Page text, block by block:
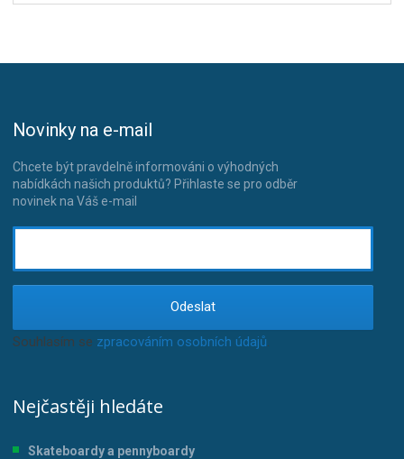
Novinky na e-mail
Chcete být pravdelně informováni o výhodných
nabídkách našich produktů? Přihlaste se pro odběr
novinek na Váš e-mail
Odeslat
Souhlasím se zpracováním osobních údajů.
Nejčastěji hledáte
Skateboardy a pennyboardy